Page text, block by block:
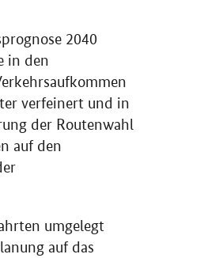
2040
in den
verfeinert und in
der Routenwahl
auf den
umgelegt
auf das